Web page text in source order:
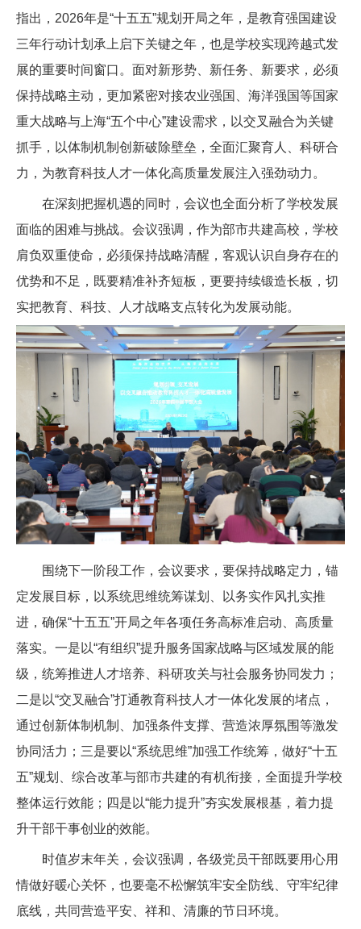
指出，2026年是“十五五”规划开局之年，是教育强国建设
三年行动计划承上启下关键之年，也是学校实现跨越式发
展的重要时间窗口。面对新形势、新任务、新要求，必须
保持战略主动，更加紧密对接农业强国、海洋强国等国家
重大战略与上海“五个中心”建设需求，以交叉融合为关键
抓手，以体制机制创新破除壁垒，全面汇聚育人、科研合
力，为教育科技人才一体化高质量发展注入强劲动力。
在深刻把握机遇的同时，会议也全面分析了学校发展
面临的困难与挑战。会议强调，作为部市共建高校，学校
肩负双重使命，必须保持战略清醒，客观认识自身存在的
优势和不足，既要精准补齐短板，更要持续锻造长板，切
实把教育、科技、人才战略支点转化为发展动能。
围绕下一阶段工作，会议要求，要保持战略定力，锚
定发展目标，以系统思维统筹谋划、以务实作风扎实推
进，确保“十五五”开局之年各项任务高标准启动、高质量
落实。一是以“有组织”提升服务国家战略与区域发展的能
级，统筹推进人才培养、科研攻关与社会服务协同发力；
二是以“交叉融合”打通教育科技人才一体化发展的堵点，
通过创新体制机制、加强条件支撑、营造浓厚氛围等激发
协同活力；三是要以“系统思维”加强工作统筹，做好“十五
五”规划、综合改革与部市共建的有机衔接，全面提升学校
整体运行效能；四是以“能力提升”夯实发展根基，着力提
升干部干事创业的效能。
时值岁末年关，会议强调，各级党员干部既要用心用
情做好暖心关怀，也要毫不松懈筑牢安全防线、守牢纪律
底线，共同营造平安、祥和、清廉的节日环境。